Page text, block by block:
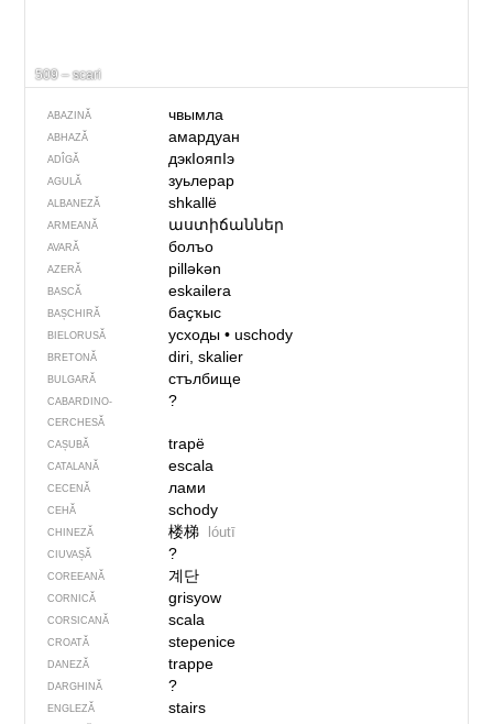
509 – scari
ABAZINĂ чвымла
ABHAZĂ амардуан
ADÎGĂ дэкIояпIэ
AGULĂ зуьлерар
ALBANEZĂ shkallë
ARMEANĂ աստիճաններ
AVARĂ болъо
AZERĂ pilləkən
BASCĂ eskailera
BAȘCHIRĂ баҫҡыс
BIELORUSĂ усходы• uschody
BRETONĂ diri, skalier
BULGARĂ стълбище
CABARDINO-
CERCHESĂ
?
CAȘUBĂ trapë
CATALANĂ escala
CECENĂ лами
CEHĂ schody
CHINEZĂ 楼梯 lóutī
CIUVAȘĂ ?
COREEANĂ 계단
CORNICĂ grisyow
CORSICANĂ scala
CROATĂ stepenice
DANEZĂ trappe
DARGHINĂ ?
ENGLEZĂ stairs